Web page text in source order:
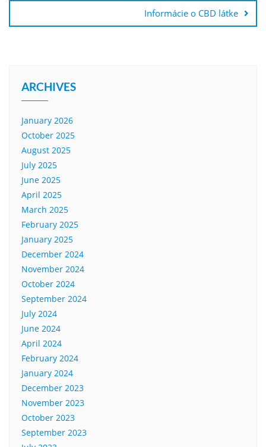
Informácie o CBD látke
ARCHIVES
January 2026
October 2025
August 2025
July 2025
June 2025
April 2025
March 2025
February 2025
January 2025
December 2024
November 2024
October 2024
September 2024
July 2024
June 2024
April 2024
February 2024
January 2024
December 2023
November 2023
October 2023
September 2023